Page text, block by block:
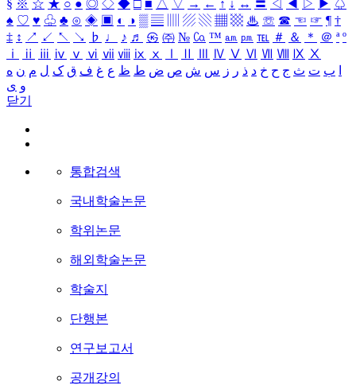
§ ※ ☆ ★ ○ ● ◎ ◇ ◆ □ ■ △ ▽ → ← ↑ ↓ ↔ 〓 ◁ ◀ ▷ ▶ ♤
♠ ♡ ♥ ♧ ♣ ⊙ ◈ ▣ ◐ ◑ ▒ ▤ ▨ ▧ ▦ ▩ ♨ ☏ ☎ ☜ ☞ ¶ †
‡ ↕ ↗ ↙ ↖ ↘ ♭ ♩ ♪ ♬ ㉿ ㈜ № ㏇ ™ ㏂ ㏘ ℡ ＃ ＆ ＊ ＠ ª º
ⅰ
ⅱ ⅲ ⅳ ⅴ ⅵ ⅶ ⅷ ⅸ ⅹ Ⅳ Ⅴ Ⅵ Ⅶ Ⅷ Ⅸ Ⅹ
ب ت ث ج ح خ د ذ ر ز س ش ص ض ط ظ ع غ ف ق ک ل م ن ه
و ی
닫기
통합검색
국내학술논문
학위논문
해외학술논문
학술지
단행본
연구보고서
공개강의